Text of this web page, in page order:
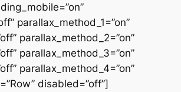
parallax_method_1=”on”
parallax_method_2=”on”
parallax_method_3=”on”
parallax_method_4=”on”
disabled=”off”]